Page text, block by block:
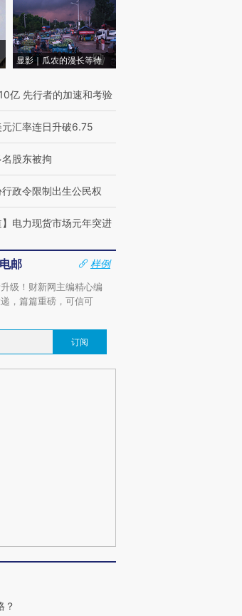
被称为“蟑螂”的印
代 用街头抗争将教
拱下台
视线｜“入侵”还是“人道危
飞地休达
显影｜瓜农的漫长等待
亿 先行者的加速和考验
汇率连日升破6.75
股东被拘
政令限制出生公民权
】电力现货市场元年突进
邮
样例
级！财新网主编精心编
，篇篇重磅，可信可
订阅
？